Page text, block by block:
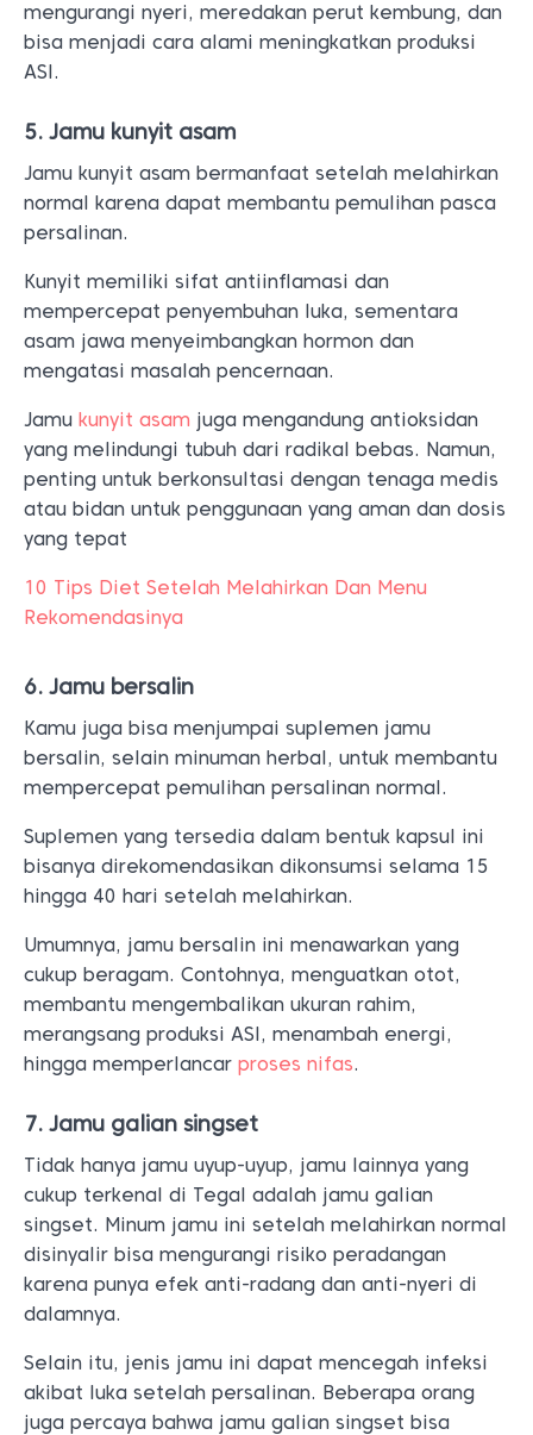
mengurangi nyeri, meredakan perut kembung, dan
bisa menjadi cara alami meningkatkan produksi
ASI.
5. Jamu kunyit asam
Jamu kunyit asam bermanfaat setelah melahirkan
normal karena dapat membantu pemulihan pasca
persalinan.
Kunyit memiliki sifat antiinflamasi dan
mempercepat penyembuhan luka, sementara
asam jawa menyeimbangkan hormon dan
mengatasi masalah pencernaan.
Jamu kunyit asam juga mengandung antioksidan
yang melindungi tubuh dari radikal bebas. Namun,
penting untuk berkonsultasi dengan tenaga medis
atau bidan untuk penggunaan yang aman dan dosis
yang tepat
10 Tips Diet Setelah Melahirkan Dan Menu
Rekomendasinya
6. Jamu bersalin
Kamu juga bisa menjumpai suplemen jamu
bersalin, selain minuman herbal, untuk membantu
mempercepat pemulihan persalinan normal.
Suplemen yang tersedia dalam bentuk kapsul ini
bisanya direkomendasikan dikonsumsi selama 15
hingga 40 hari setelah melahirkan.
Umumnya, jamu bersalin ini menawarkan yang
cukup beragam. Contohnya, menguatkan otot,
membantu mengembalikan ukuran rahim,
merangsang produksi ASI, menambah energi,
hingga memperlancar proses nifas.
7. Jamu galian singset
Tidak hanya jamu uyup-uyup, jamu lainnya yang
cukup terkenal di Tegal adalah jamu galian
singset. Minum jamu ini setelah melahirkan normal
disinyalir bisa mengurangi risiko peradangan
karena punya efek anti-radang dan anti-nyeri di
dalamnya.
Selain itu, jenis jamu ini dapat mencegah infeksi
akibat luka setelah persalinan. Beberapa orang
juga percaya bahwa jamu galian singset bisa